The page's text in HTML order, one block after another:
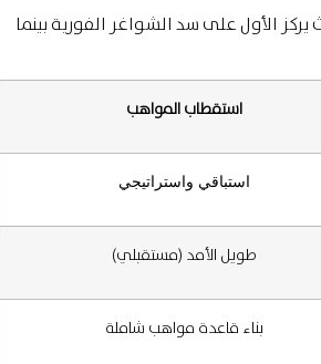
الأول على سد الشواغر الفورية بينما
استقطاب المواهب
استباقي واستراتيجي
طويل الأمد (مستقبلي)
بناء قاعدة مواهب شاملة